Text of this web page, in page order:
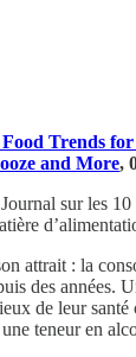
Food Trends
and More,
sur les 10
attrait : la
des années.
de leur
teneur en